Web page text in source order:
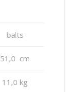
balts
51,0 cm
11,0 kg